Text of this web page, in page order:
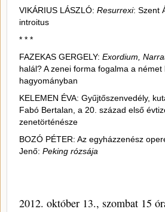
VIKÁRIUS LÁSZLÓ: Resurrexi: Szent
introitus
* * *
FAZEKAS GERGELY: Exordium,
halál? A zenei forma fogalma a német
hagyományban
KELEMEN ÉVA: Gyűjtőszenvedély,
Fabó Bertalan, a 20. század első
zenetörténésze
BOZÓ PÉTER: Az egyházzenész
Jenő: Peking rózsája
2012. október 13., szombat 15